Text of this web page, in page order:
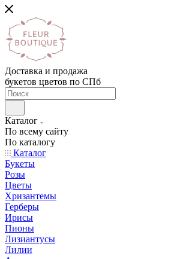
Доставка и продажа
букетов цветов по СПб
Каталог
По всему сайту
По каталогу
Каталог
Букеты
Розы
Цветы
Хризантемы
Герберы
Ирисы
Пионы
Лизиантусы
Лилии